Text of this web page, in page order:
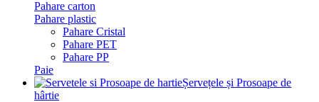
Pahare carton
Pahare plastic
Pahare Cristal
Pahare PET
Pahare PP
Paie
Șervețele și Prosoape de
hârtie